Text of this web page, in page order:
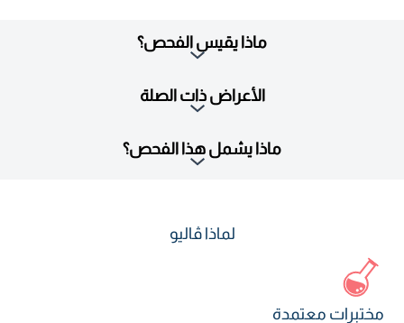
ماذا يقيس الفحص؟
الأعراض ذات الصلة
ماذا يشمل هذا الفحص؟
لماذا ڤاليو
مختبرات معتمدة